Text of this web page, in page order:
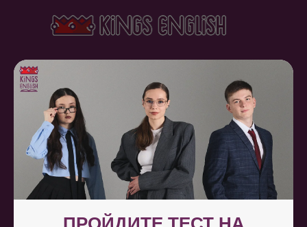
ООО «ЯЦ КИНГС
ИНГЛИШ»
ИНН 8602299791
+7 (922) 797-23-74
info@kingsenglish.ru